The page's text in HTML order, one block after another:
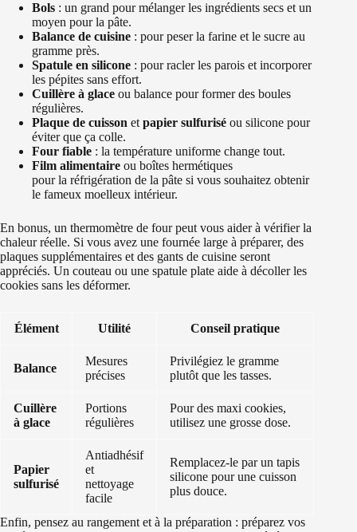
Bols : un grand pour mélanger les ingrédients secs et un
moyen pour la pâte.
Balance de cuisine : pour peser la farine et le sucre au
gramme près.
Spatule en silicone : pour racler les parois et incorporer
les pépites sans effort.
Cuillère à glace ou balance pour former des boules
régulières.
Plaque de cuisson et papier sulfurisé ou silicone pour
éviter que ça colle.
Four fiable : la température uniforme change tout.
Film alimentaire ou boîtes hermétiques
pour la réfrigération de la pâte si vous souhaitez obtenir
le fameux moelleux intérieur.
En bonus, un thermomètre de four peut vous aider à vérifier la
chaleur réelle. Si vous avez une fournée large à préparer, des
plaques supplémentaires et des gants de cuisine seront
appréciés. Un couteau ou une spatule plate aide à décoller les
cookies sans les déformer.
Élément Utilité Conseil pratique
Balance
Mesures
précises
Privilégiez le gramme
plutôt que les tasses.
Cuillère
à glace
Portions
régulières
Pour des maxi cookies,
utilisez une grosse dose.
Papier
sulfurisé
Antiadhésif
et
nettoyage
facile
Remplacez-le par un tapis
silicone pour une cuisson
plus douce.
Enfin, pensez au rangement et à la préparation : préparez vos